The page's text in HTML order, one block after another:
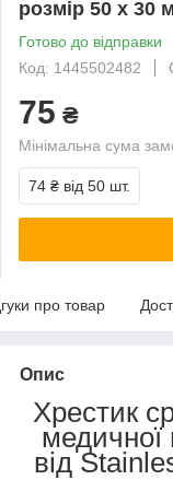
розмір 50 х 30
Готово до відправки
Код: 1445502482
75 ₴
Мінімальна сума
74 ₴ від 50 шт.
про товар
Опис
Хрестик
медичної
від